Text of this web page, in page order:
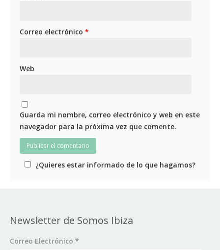
Correo electrónico *
Web
Guarda mi nombre, correo electrónico y web en este
navegador para la próxima vez que comente.
¿Quieres estar informado de lo que hagamos?
Newsletter de Somos Ibiza
Correo Electrónico *